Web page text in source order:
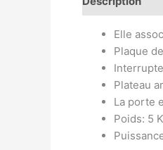
Elle
Plaque
Plateau
La porte
Poids: 5